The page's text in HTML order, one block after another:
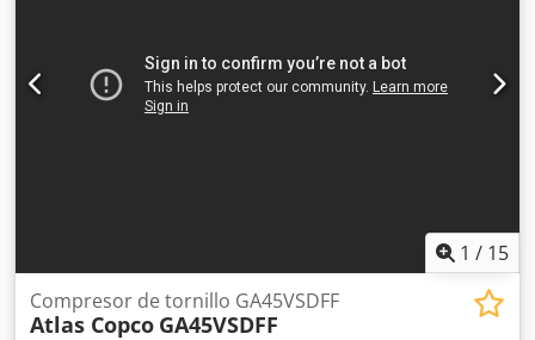
final (EUS) por parte del comprador, y, si el comprador no
es el usuario final, para cada usuario final.
Dcsdpfxjzmadmj Adksk Los formularios BPDD y EUS se
1 / 15
Compresor de tornillo GA45VSDFF
Atlas Copco GA45VSDFF